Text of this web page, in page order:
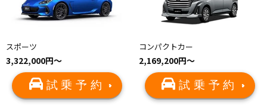
スポーツ
3,322,000円〜
試乗予約
コンパクトカー
2,169,200円～
試乗予約